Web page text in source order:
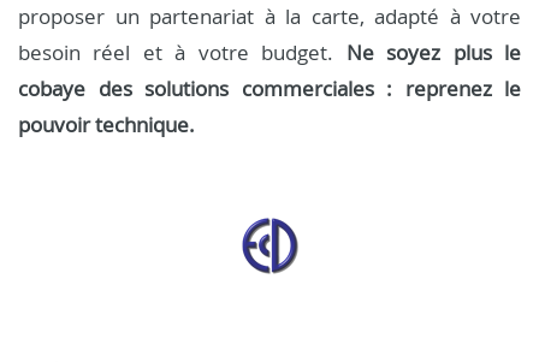
proposer un partenariat à la carte, adapté à votre
besoin réel et à votre budget. Ne soyez plus le
cobaye des solutions commerciales : reprenez le
pouvoir technique.